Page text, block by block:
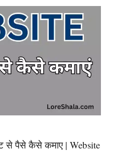
से पैसे कैसे कमाए | Website